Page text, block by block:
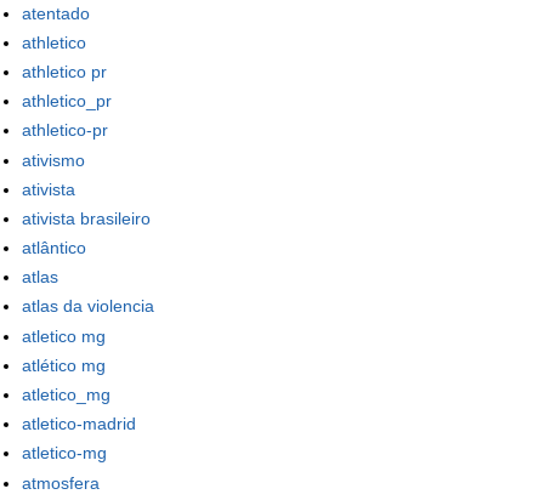
atentado
athletico
athletico pr
athletico_pr
athletico-pr
ativismo
ativista
ativista brasileiro
atlântico
atlas
atlas da violencia
atletico mg
atlético mg
atletico_mg
atletico-madrid
atletico-mg
atmosfera